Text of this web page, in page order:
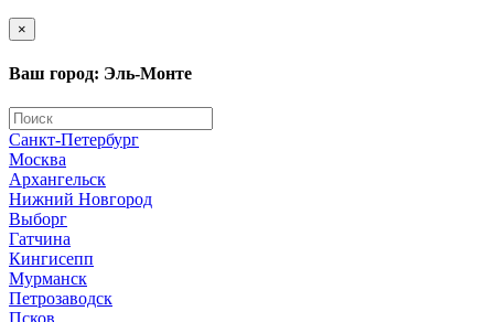
×
Ваш город: Эль-Монте
Санкт-Петербург
Москва
Архангельск
Нижний Новгород
Выборг
Гатчина
Кингисепп
Мурманск
Петрозаводск